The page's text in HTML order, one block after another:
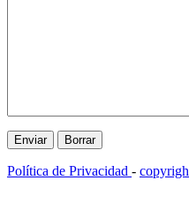
Política de Privacidad -